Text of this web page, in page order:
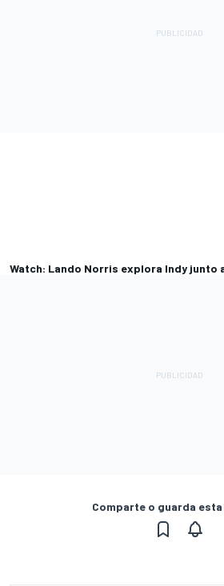
Watch: Lando Norris explora Indy junto
Comparte o guarda